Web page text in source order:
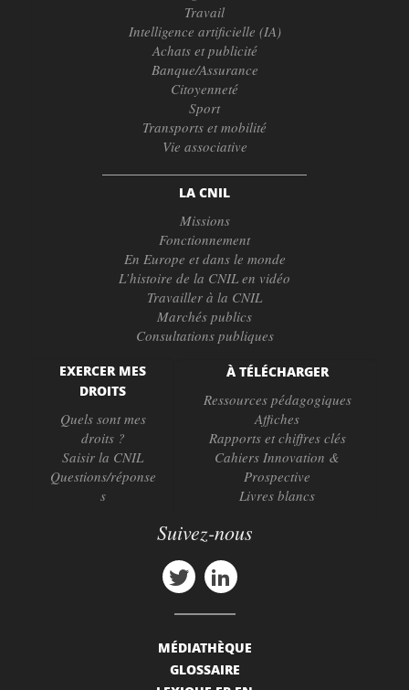
Travail
Intelligence artificielle (IA)
Achats et publicité
Banque/Assurance
Citoyenneté
Sport
Transports et mobilité
Vie associative
LA CNIL
Missions
Fonctionnement
En Europe et dans le monde
L’histoire de la CNIL en vidéo
Travailler à la CNIL
Marchés publics
Consultations publiques
EXERCER MES
DROITS
Quels sont mes
droits ?
Saisir la CNIL
Questions/réponse
s
À TÉLÉCHARGER
Ressources pédagogiques
Affiches
Rapports et chiffres clés
Cahiers Innovation &
Prospective
Livres blancs
Suivez-nous
MÉDIATHÈQUE
GLOSSAIRE